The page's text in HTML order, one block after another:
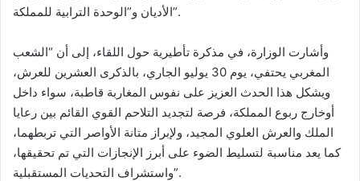
الأديان و”الوحدة الترابية للمملكة”.
وأشارت الوزارة، في مذكرة تأطيرية حول اللقاء، إلى أن “الشعب
المغربي يحتفي، يوم 30 يوليو الجاري، بالذكرى العشرين للعرش،
ويشكل هذا الحدث العزيز على نفوس المغاربة قاطبة، سواء داخل
أوخارج ربوع المملكة، فرصة لتجديد التلاحم القوي القائم بين رعايا
الملك والعرش العلوي المجيد، ولإبراز متانة الأواصر التي تربطهما،
كما يعد مناسبة لتسليط الضوء على أبرز الإنجازات التي تم تحقيقها،
واستشراف التحديات المستقبلية”.